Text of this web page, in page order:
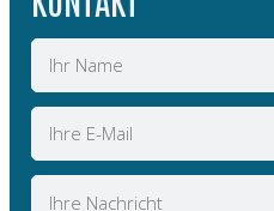
Name
E-
Mail
Nachricht